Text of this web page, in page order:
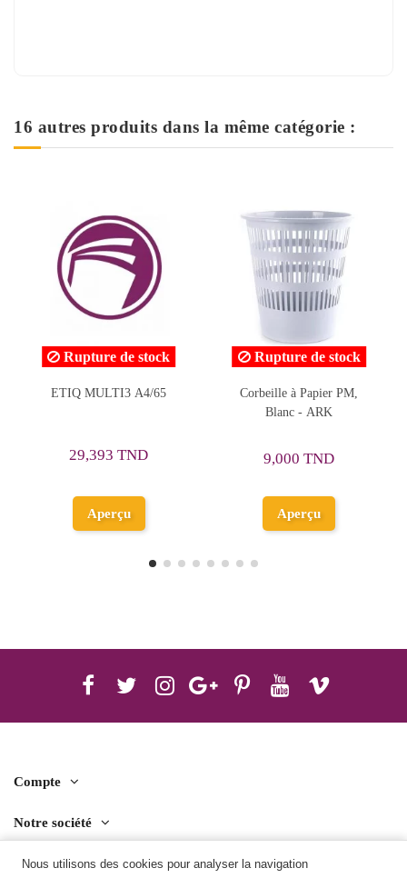
Nous utilisons des cookies pour analyser la navigation
16 autres produits dans la même catégorie :
Rupture de stock
Corbeille à Papier PM,
9,000 TND
POCH
A3 80M SAILS
77,600 TND
Compte
Notre société
Contact us